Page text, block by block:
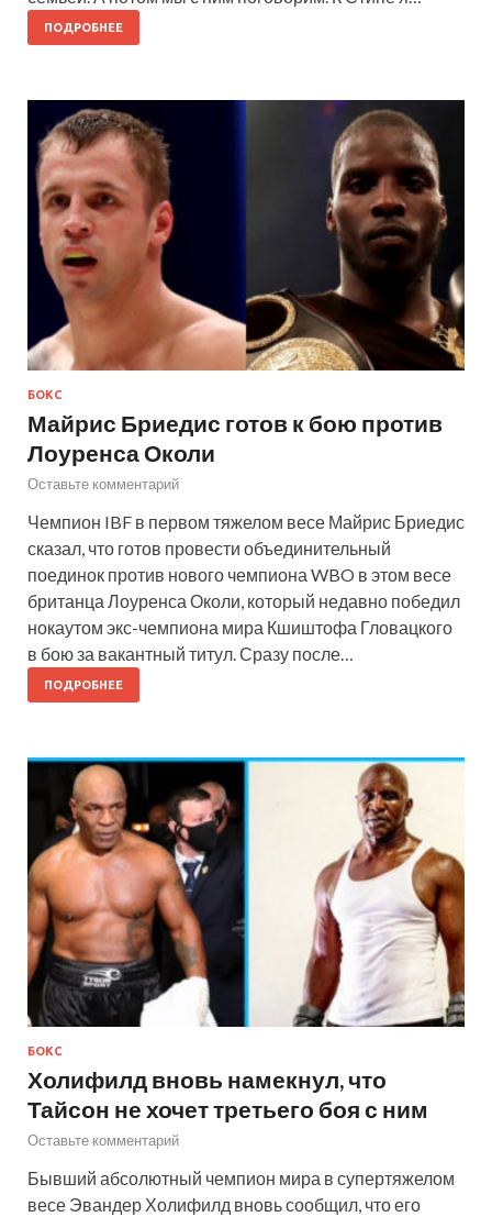
ПОДРОБНЕЕ
БОКС
Майрис Бриедис готов к бою против
Лоуренса Околи
Оставьте комментарий
Чемпион IBF в первом тяжелом весе Майрис Бриедис
сказал, что готов провести объединительный
поединок против нового чемпиона WBO в этом весе
британца Лоуренса Околи, который недавно победил
нокаутом экс-чемпиона мира Кшиштофа Гловацкого
в бою за вакантный титул. Сразу после…
ПОДРОБНЕЕ
БОКС
Холифилд вновь намекнул, что
Тайсон не хочет третьего боя с ним
Оставьте комментарий
Бывший абсолютный чемпион мира в супертяжелом
весе Эвандер Холифилд вновь сообщил, что его